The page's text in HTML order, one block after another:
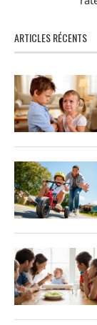
ARTICLES RÉCENTS